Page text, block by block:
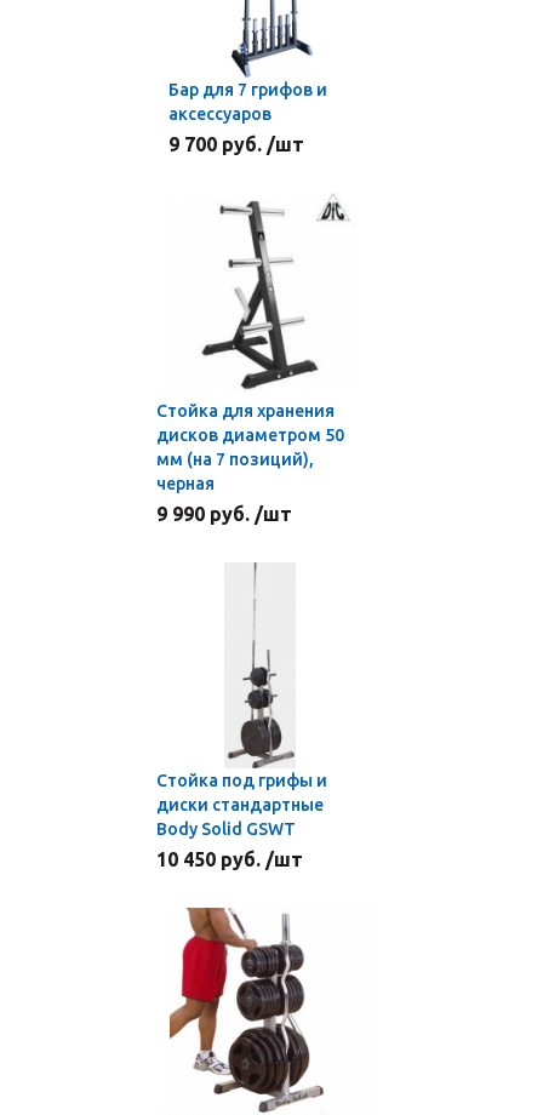
Бар для 7 грифов и
аксессуаров
9 700 руб. /шт
Стойка для хранения
дисков диаметром 50
мм (на 7 позиций),
черная
9 990 руб. /шт
Стойка под грифы и
диски стандартные
Body Solid GSWT
10 450 руб. /шт